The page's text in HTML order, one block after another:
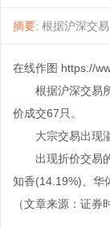
摘要: 根据沪深交
在线作图 https://
根据沪深交易所
价成交67只。
大宗交易出现溢
出现折价交易的
知香(14.19%)、华
（文章来源：证券